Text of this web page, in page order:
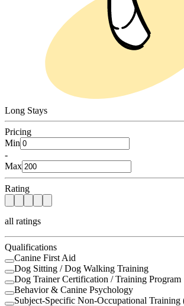
Long Stays
Pricing
Min
-
Max
Rating
all ratings
Qualifications
Canine First Aid
Dog Sitting / Dog Walking Training
Dog Trainer Certification / Training Program
Behavior & Canine Psychology
Subject-Specific Non-Occupational